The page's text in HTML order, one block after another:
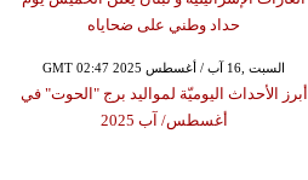
حداد وطني على ضحاياه
GMT 02:47 2025 السبت ,16 آب / أغسطس
أبرز الأحداث اليوميّة لمواليد برج "الحوت" في
أغسطس/ آب 2025